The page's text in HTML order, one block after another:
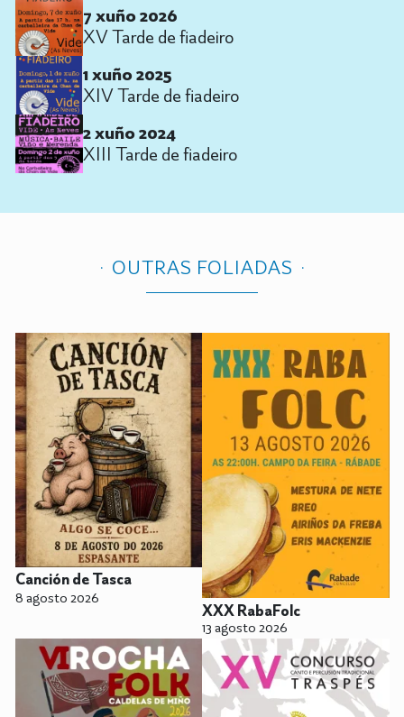
7 xuño 2026
XV Tarde de fiadeiro
1 xuño 2025
XIV Tarde de fiadeiro
2 xuño 2024
XIII Tarde de fiadeiro
OUTRAS FOLIADAS
Canción de Tasca
8 agosto 2026
XXX RabaFolc
13 agosto 2026